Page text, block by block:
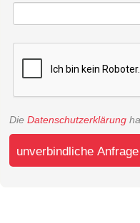
Die Datenschutzerklärung
unverbindliche